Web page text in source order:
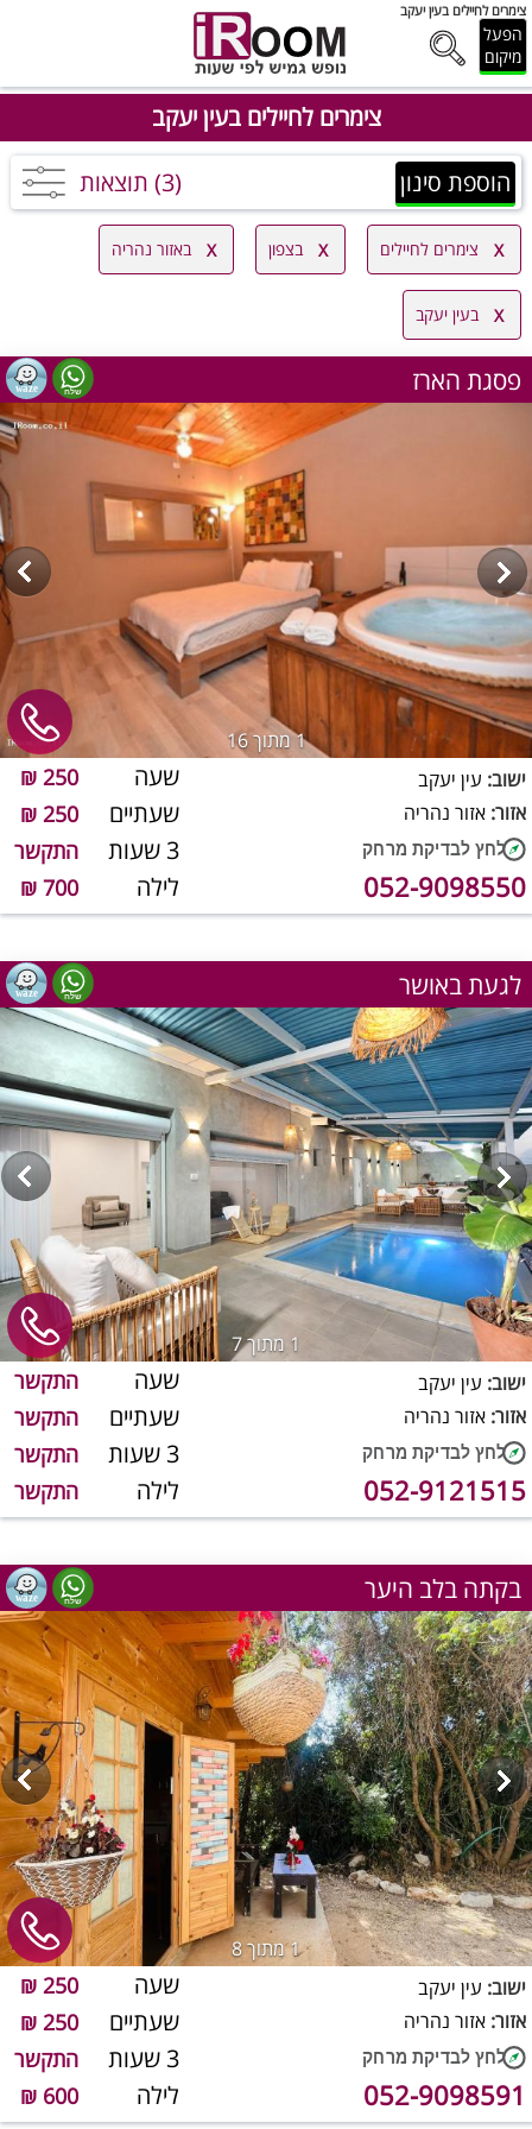
צימרים לחיילים בעין יעקב
הפעל
מיקום
צימרים לחיילים בעין יעקב
הוספת סינון (3) תוצאות
צימרים לחיילים בצפון באזור נהריה
בעין יעקב
פסגת הארז
1מתוך 16
שעה 250 ₪
שעתיים 250 ₪
3 שעות התקשר
לילה 700 ₪
ישוב: עין יעקב
אזור: אזור נהריה
052-9098550
לגעת באושר
1 מתוך 7
שעה התקשר
שעתיים התקשר
3 שעות התקשר
לילה התקשר
ישוב: עין יעקב
אזור: אזור נהריה
052-9121515
בקתה בלב היער
1מתוך 8
שעה 250 ₪
שעתיים 250 ₪
3 שעות התקשר
לילה 600 ₪
ישוב: עין יעקב
אזור: אזור נהריה
052-9098591